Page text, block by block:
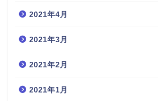
2021年4月
2021年3月
2021年2月
2021年1月